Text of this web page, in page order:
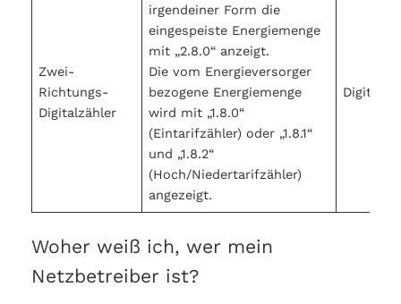
Zwei-
Richtungs-
Digitalzähler
irgendeiner Form die
eingespeiste Energiemenge
mit „2.8.0“ anzeigt.
Die vom Energieversorger
bezogene Energiemenge
wird mit „1.8.0“
(Eintarifzähler) oder „1.8.1“
und „1.8.2“
(Hoch/Niedertarifzähler)
angezeigt.
Digital
Woher weiß ich, wer mein
Netzbetreiber ist?